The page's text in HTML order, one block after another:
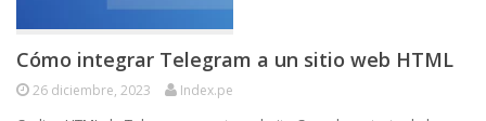
Cómo integrar Telegram a un sitio web HTML
26 diciembre, 2023 Index.pe